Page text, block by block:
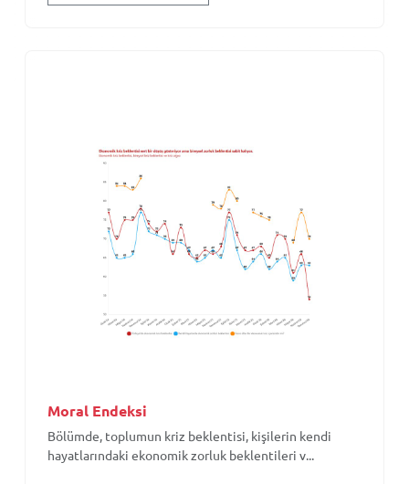
Moral Endeksi
Bölümde, toplumun kriz beklentisi, kişilerin kendi
hayatlarındaki ekonomik zorluk beklentileri v...